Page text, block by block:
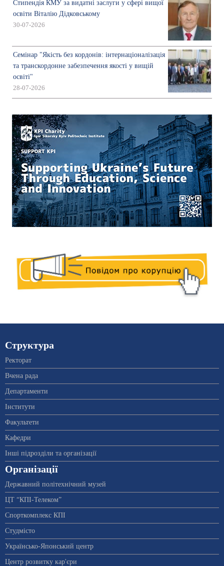
Стипендія КМУ за видатні заслуги у сфері вищої
освіти Віталію Дідковському
30-07-2026
Семінар "Якість без кордонів: інтернаціоналізація
та транскордонне забезпечення якості у вищій
освіті"
28-07-2026
Структура
Ректорат
Вчена рада
Департаменти
Інститути
Факультети
Кафедри
Інші підрозділи та організації
Організації
Державний політехнічний музей
ЦТ “КПІ-Телеком”
Спорткомплекс КПІ
Студмісто
Українсько-Японський центр
Центр розвитку кар'єри